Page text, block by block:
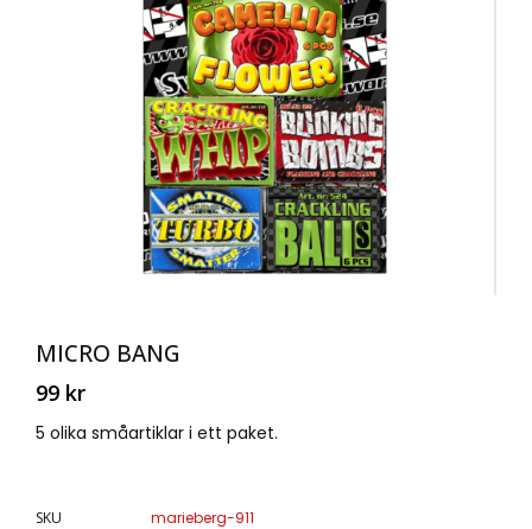
MICRO BANG
99 kr
5 olika småartiklar i ett paket.
SKU
marieberg-911